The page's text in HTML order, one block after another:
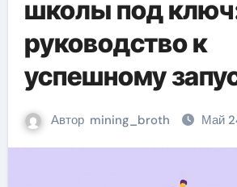
школы под
руководство к
успешному
Автор mining_broth Май